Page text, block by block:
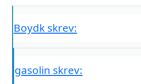
Boydk skrev:
gasolin skrev: